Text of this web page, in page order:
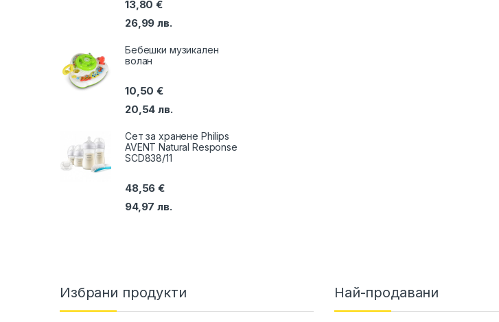
13,80€
26,99лв.
Бебешки музикален
волан
10,50€
20,54лв.
Сет за хранене Philips
AVENT Natural Response
SCD838/11
48,56€
94,97лв.
Избрани продукти Най-продавани